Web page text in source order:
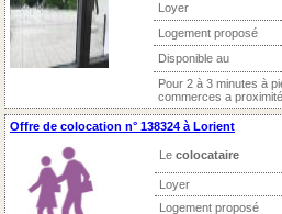
Loyer
Logement proposé
Disponible au
Pour 2 à 3 minutes à
commerces a
Offre de colocation n° 138324 à Lorient
Le colocataire
Loyer
Logement proposé